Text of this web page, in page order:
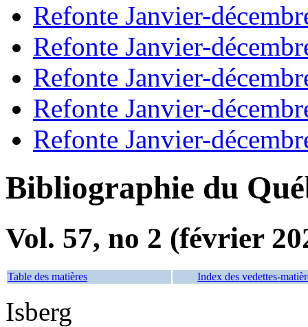
Refonte Janvier-
Refonte Janvier-
Refonte Janvier-
Refonte Janvier-
Refonte Janvier-
Bibliographie du
Vol. 57, no 2 (février
Table des matières Index des vedettes-
Isberg